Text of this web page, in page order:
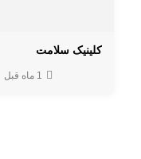
کلینیک سلامت
1 ماه قبل